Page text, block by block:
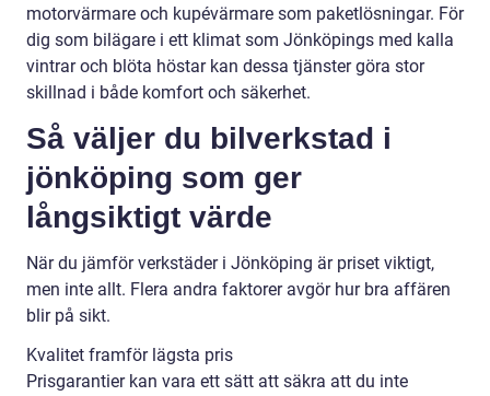
motorvärmare och kupévärmare som paketlösningar. För
dig som bilägare i ett klimat som Jönköpings med kalla
vintrar och blöta höstar kan dessa tjänster göra stor
skillnad i både komfort och säkerhet.
Så väljer du bilverkstad i
jönköping som ger
långsiktigt värde
När du jämför verkstäder i Jönköping är priset viktigt,
men inte allt. Flera andra faktorer avgör hur bra affären
blir på sikt.
Kvalitet framför lägsta pris
Prisgarantier kan vara ett sätt att säkra att du inte